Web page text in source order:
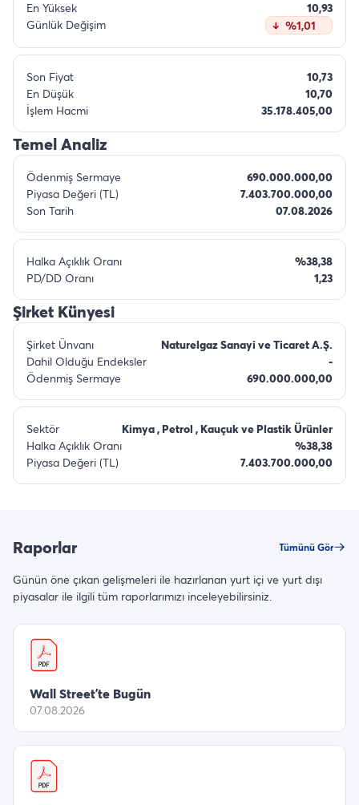
En Yüksek
10,93
Günlük Değişim
%1,01
Son Fiyat
10,73
En Düşük
10,70
İşlem Hacmi
35.178.405,00
Temel Analiz
Ödenmiş Sermaye
690.000.000,00
Piyasa Değeri (TL)
7.403.700.000,00
Son Tarih
07.08.2026
Halka Açıklık Oranı
%38,38
PD/DD Oranı
1,23
Şirket Künyesi
Şirket Ünvanı
Naturelgaz Sanayi ve Ticaret A.Ş.
Dahil Olduğu Endeksler
-
Ödenmiş Sermaye
690.000.000,00
Sektör
Kimya , Petrol , Kauçuk ve Plastik Ürünler
Halka Açıklık Oranı
%38,38
Piyasa Değeri (TL)
7.403.700.000,00
Raporlar Tümünü Gör
Günün öne çıkan gelişmeleri ile hazırlanan yurt içi ve yurt dışı
piyasalar ile ilgili tüm raporlarımızı inceleyebilirsiniz.
Wall Street’te Bugün
07.08.2026